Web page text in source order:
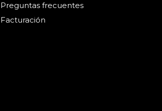
Preguntas frecuentes
Facturación